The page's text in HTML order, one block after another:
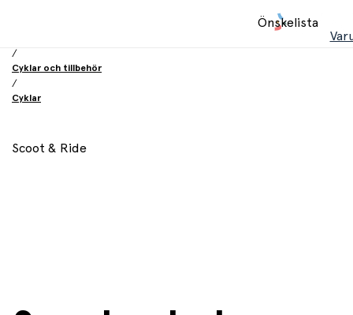
Önskelista
/
Cyklar och tillbehör
/
Cyklar
Scoot & Ride